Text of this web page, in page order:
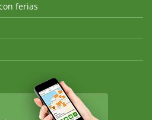
ferias